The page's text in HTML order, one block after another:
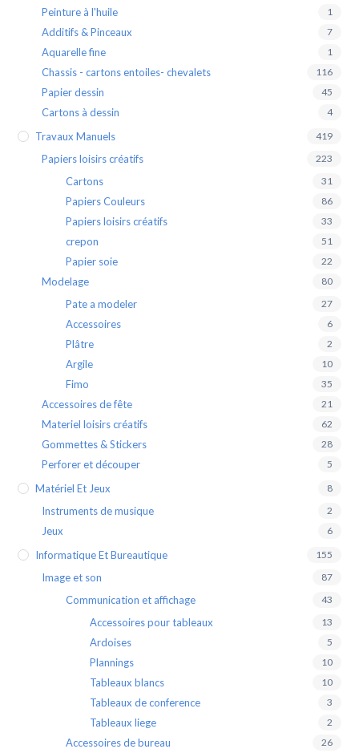
Peinture à l'huile 1
Additifs & Pinceaux 7
Aquarelle fine 1
Chassis - cartons entoiles- chevalets 116
Papier dessin 45
Cartons à dessin 4
Travaux Manuels 419
Papiers loisirs créatifs 223
Cartons 31
Papiers Couleurs 86
Papiers loisirs créatifs 33
crepon 51
Papier soie 22
Modelage 80
Pate a modeler 27
Accessoires 6
Plâtre 2
Argile 10
Fimo 35
Accessoires de fête 21
Materiel loisirs créatifs 62
Gommettes & Stickers 28
Perforer et découper 5
Matériel Et Jeux 8
Instruments de musique 2
Jeux 6
Informatique Et Bureautique 155
Image et son 87
Communication et affichage 43
Accessoires pour tableaux 13
Ardoises 5
Plannings 10
Tableaux blancs 10
Tableaux de conference 3
Tableaux liege 2
Accessoires de bureau 26